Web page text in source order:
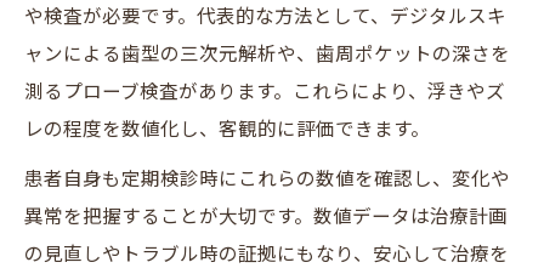
や検査が必要です。代表的な方法として、デジタルスキ
ャンによる歯型の三次元解析や、歯周ポケットの深さを
測るプローブ検査があります。これらにより、浮きやズ
レの程度を数値化し、客観的に評価できます。
患者自身も定期検診時にこれらの数値を確認し、変化や
異常を把握することが大切です。数値データは治療計画
の見直しやトラブル時の証拠にもなり、安心して治療を